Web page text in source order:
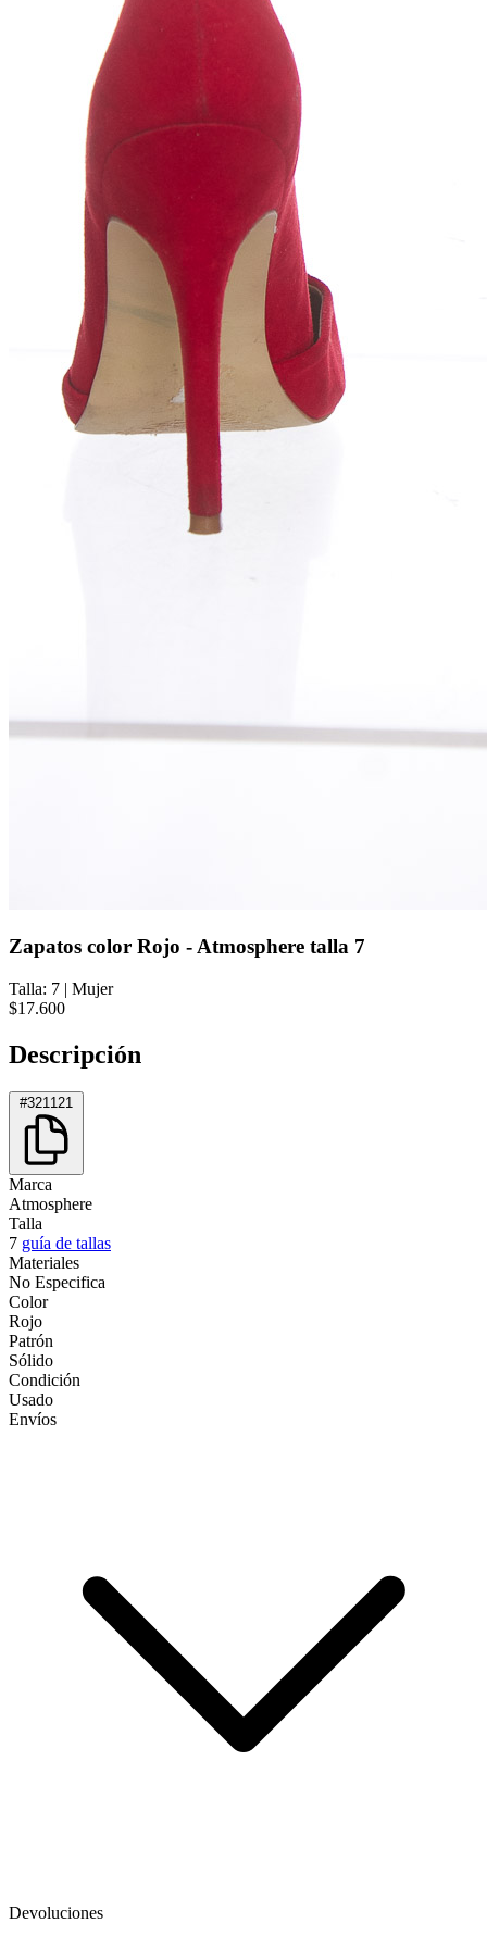
Zapatos color Rojo - Atmosphere talla 7
Talla: 7 | Mujer
$17.600
Descripción
#321121
Marca
Atmosphere
Talla
7 guía de tallas
Materiales
No Especifica
Color
Rojo
Patrón
Sólido
Condición
Usado
Envíos
Devoluciones